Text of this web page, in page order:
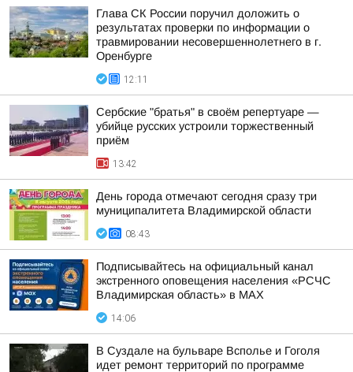
Глава СК России поручил доложить о
результатах проверки по информации о
травмировании несовершеннолетнего в г.
Оренбурге
12:11
Сербские "братья" в своём репертуаре —
убийце русских устроили торжественный
приём
13:42
День города отмечают сегодня сразу три
муниципалитета Владимирской области
08:43
Подписывайтесь на официальный канал
экстренного оповещения населения «РСЧС
Владимирская область» в МАХ
14:06
В Суздале на бульваре Всполье и Гоголя
идет ремонт территорий по программе